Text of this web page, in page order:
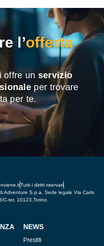
l’offerta
offre un servizio
per trovare
per te.
Tutti i diritti riservati
Adventure S.p.a. Sede legale Via Carlo
C-ter, 10123,Torino.
NEWS
Prestiti